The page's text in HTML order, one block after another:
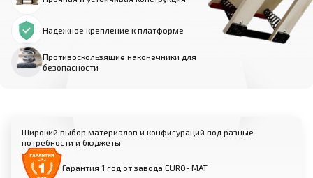
Надежное крепление к платформе
Противоскользящие наконечники для
безопасности
Широкий выбор материалов и конфигураций под разные
потребности и бюджеты
Гарантия 1 год от завода EURO- МАТ